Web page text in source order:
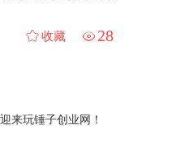
28
收藏
来玩锤子创业网！